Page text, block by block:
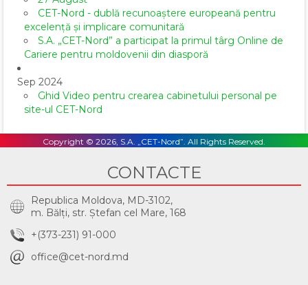
CET-Nord - dublă recunoaștere europeană pentru
excelență și implicare comunitară
S.A. „CET-Nord” a participat la primul târg Online de
Cariere pentru moldovenii din diasporă
Sep 2024
Ghid Video pentru crearea cabinetului personal pe
site-ul CET-Nord
Copyright © 2026, S.A. „CET-Nord”. All Rights Reserved.
CONTACTE
Republica Moldova, MD-3102,
m. Bălţi, str. Ştefan cel Mare, 168
+(373-231) 91-000
office@cet-nord.md